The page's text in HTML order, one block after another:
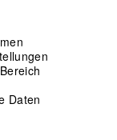
Daten